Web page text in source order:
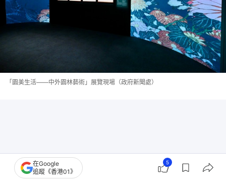
「園美生活——中外園林藝術」展覽現場（政府新聞處）
在Google
追蹤《香港01》
5